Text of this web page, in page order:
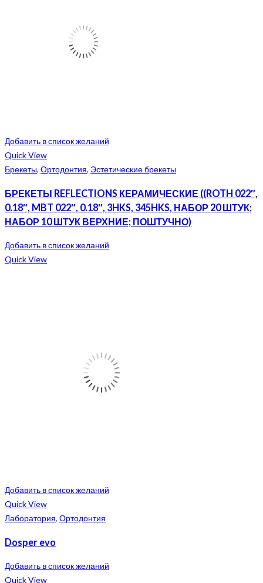
Добавить в список желаний
Quick View
Брекеты, Ортодонтия, Эстетические брекеты
БРЕКЕТЫ REFLECTIONS КЕРАМИЧЕСКИЕ ((ROTH 022″,
0.18″, MBT 022″, 0.18″, 3HKS, 345HKS, НАБОР 20 ШТУК;
НАБОР 10 ШТУК ВЕРХНИЕ; ПОШТУЧНО)
Добавить в список желаний
Quick View
Добавить в список желаний
Quick View
Лаборатория, Ортодонтия
Dosper evo
Добавить в список желаний
Quick View